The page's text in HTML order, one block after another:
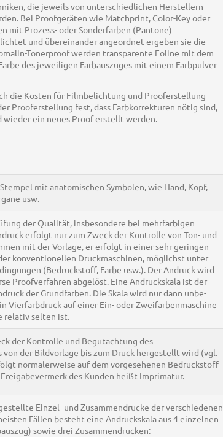
die jeweils von unterschiedlichen Herstellern
Bei Proofgeräten wie Matchprint, Color-Key oder
mit Prozess- oder Sonderfarben (Pantone)
und übereinander angeordnet ergeben sie die
Tonerproof werden transparente Foline mit dem
des jeweiligen Farbauszuges mit einem Farbpulver
die Kosten für Filmbelichtung und Prooferstellung
Prooferstellung fest, dass Farbkorrekturen nötig sind,
wieder ein neues Proof erstellt werden.
mit anatomischen Symbolen, wie Hand, Kopf,
usw.
der Qualität, insbesondere bei mehrfarbigen
erfolgt nur zum Zweck der Kontrolle von Ton- und
mit der Vorlage, er erfolgt in einer sehr geringen
konventionellen Druckmaschinen, möglichst unter
(Bedruckstoff, Farbe usw.). Der Andruck wird
Proofverfahren abgelöst. Eine Andruckskala ist der
der Grundfarben. Die Skala wird nur dann unbe-
Vierfarbdruck auf einer Ein- oder Zweifarbenmaschine
relativ selten ist.
der Kontrolle und Begutachtung des
von der Bildvorlage bis zum Druck hergestellt wird (vgl.
normalerweise auf dem vorgesehenen Bedruckstoff
des Kunden heißt Imprimatur.
Einzel- und Zusammendrucke der verschiedenen
Fällen besteht eine Andruckskala aus 4 einzelnen
sowie drei Zusammendrucken: